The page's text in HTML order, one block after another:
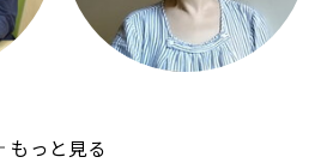
もっと見る